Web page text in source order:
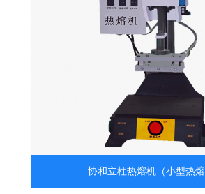
协和立柱热熔机（小型热熔